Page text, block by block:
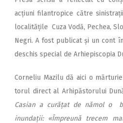
acțiuni filantropice către
localitățile Cuza Vodă, Pechea,
Negri. A fost publicat și un cont
deschis special de Arhiepiscopia
Corneliu Mazilu dă aici o
torul direct al Arhipăstorului
Casian a cu­rățat de nămol o
inundații: «Împreună trecem